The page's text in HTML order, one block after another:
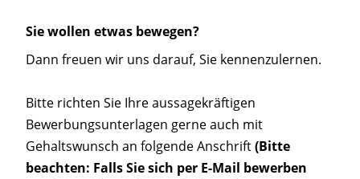
Sie wollen etwas bewegen?
Dann freuen wir uns darauf, Sie kennenzulernen.
Bitte richten Sie Ihre aussagekräftigen
Bewerbungsunterlagen gerne auch mit
Gehaltswunsch an folgende Anschrift(Bitte
beachten: Falls Sie sich per E-Mail bewerben